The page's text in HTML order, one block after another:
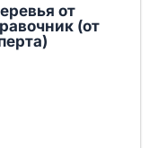
от
(от